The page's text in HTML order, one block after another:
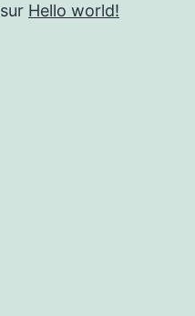
sur Hello world!